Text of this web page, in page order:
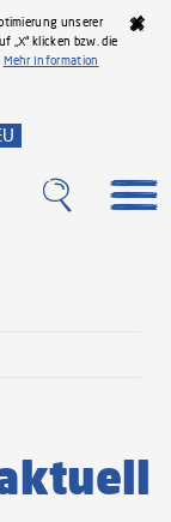
unserer
„X“ klicken bzw. die
Mehr Information